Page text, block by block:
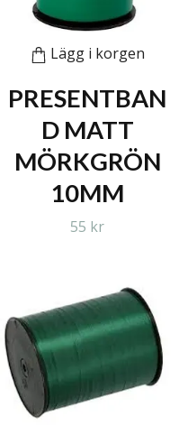
Lägg i korgen
PRESENTBAN
D MATT
MÖRKGRÖN
10MM
55 kr